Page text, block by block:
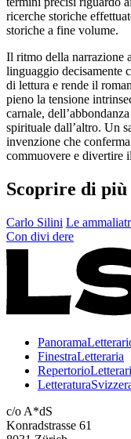
ricerche storiche
storiche a fine volume.
Il ritmo della narrazione
linguaggio decisamente
di lettura e rende il
pieno la tensione
carnale,
spirituale dall’altro. Un
invenzione che
commuovere e divertire
Scoprire di più
Carlo Silini Le
Con divi dere
FinestraLetteraria
c/o A*dS
Konradstrasse 61